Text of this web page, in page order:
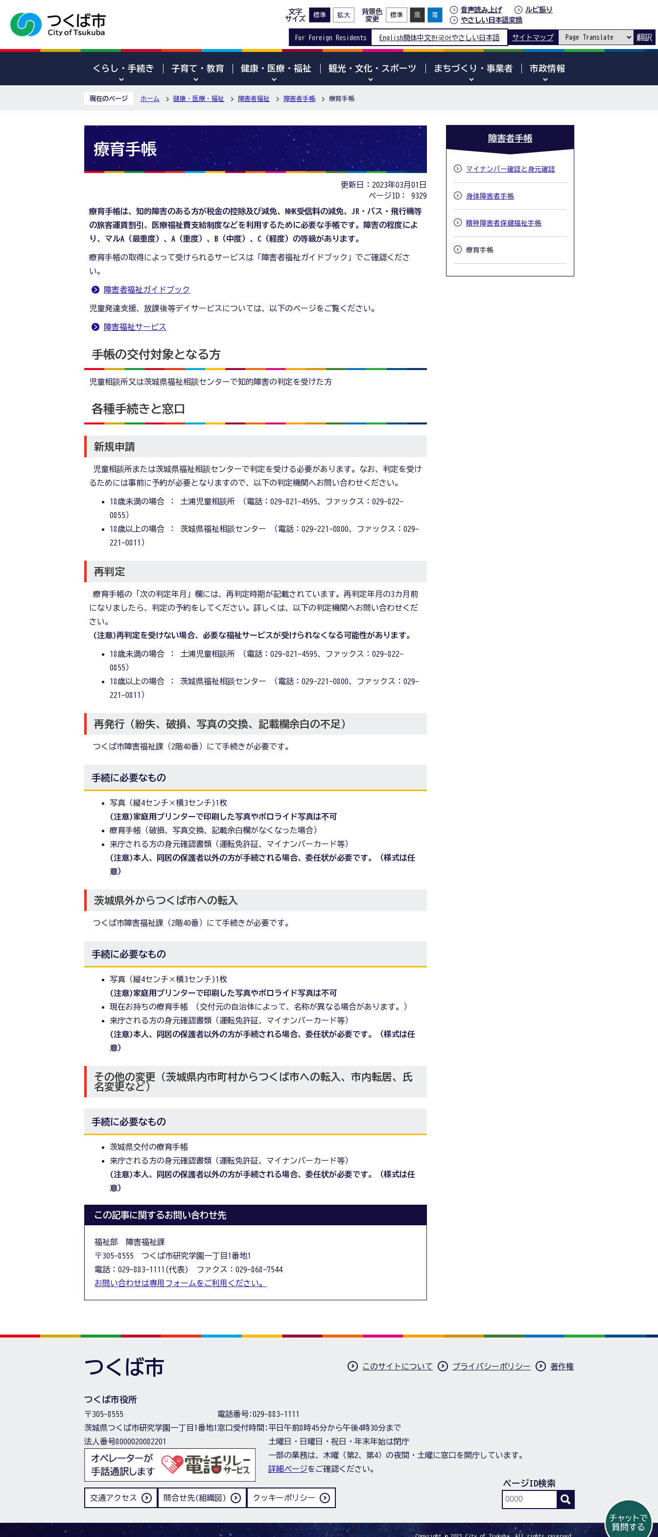
文字
サイズ
背景色
変更
音声読み上げ
ルビ振り
やさしい日本語変換
For Foreign Residents English簡体中文한국어 やさしい日本語 サイトマップ 翻訳
くらし・手続き 子育て・教育 健康・医療・福祉 観光・文化・スポーツ まちづくり・事業者 市政情報
現在のページ ホーム 健康・医療・福祉 障害者福祉 障害者手帳 療育手帳
療育手帳
更新日：2023年03月01日
ページID：
9329
療育手帳は、知的障害のある方が税金の控除及び減免、NHK受信料の減免、JR・バス・飛行機等
の旅客運賃割引、医療福祉費支給制度などを利用するために必要な手帳です。障害の程度によ
り、マルA（最重度）、A（重度）、B（中度）、C（軽度）の等級があります。
療育手帳の取得によって受けられるサービスは「障害者福祉ガイドブック」でご確認くださ
い。
障害者福祉ガイドブック
児童発達支援、放課後等デイサービスについては、以下のページをご覧ください。
障害福祉サービス
手帳の交付対象となる方
児童相談所又は茨城県福祉相談センターで知的障害の判定を受けた方
各種手続きと窓口
新規申請
児童相談所または茨城県福祉相談センターで判定を受ける必要があります。なお、判定を受け
るためには事前に予約が必要となりますので、以下の判定機関へお問い合わせください。
18歳未満の場合 ： 土浦児童相談所 （電話：029-821-4595、ファックス：029-822-
0855）
18歳以上の場合 ： 茨城県福祉相談センター （電話：029-221-0800、ファックス：029-
221-0811）
再判定
療育手帳の「次の判定年月」欄には、再判定時期が記載されています。再判定年月の3カ月前
になりましたら、判定の予約をしてください。詳しくは、以下の判定機関へお問い合わせくだ
さい。
(注意)再判定を受けない場合、必要な福祉サービスが受けられなくなる可能性があります。
18歳未満の場合 ： 土浦児童相談所 （電話：029-821-4595、ファックス：029-822-
0855）
18歳以上の場合 ： 茨城県福祉相談センター （電話：029-221-0800、ファックス：029-
221-0811）
再発行（紛失、破損、写真の交換、記載欄余白の不足）
つくば市障害福祉課（2階40番）にて手続きが必要です。
手続に必要なもの
写真（縦4センチ×横3センチ)1枚
(注意)家庭用プリンターで印刷した写真やポロライド写真は不可
療育手帳（破損、写真交換、記載余白欄がなくなった場合）
来庁される方の身元確認書類（運転免許証、マイナンバーカード等）
(注意)本人、同居の保護者以外の方が手続される場合、委任状が必要です。（様式は任
意）
茨城県外からつくば市への転入
つくば市障害福祉課（2階40番）にて手続きが必要です。
手続に必要なもの
写真（縦4センチ×横3センチ)1枚
(注意)家庭用プリンターで印刷した写真やポロライド写真は不可
現在お持ちの療育手帳 （交付元の自治体によって、名称が異なる場合があります。）
来庁される方の身元確認書類（運転免許証、マイナンバーカード等）
(注意)本人、同居の保護者以外の方が手続される場合、委任状が必要です。（様式は任
意）
その他の変更（茨城県内市町村からつくば市への転入、市内転居、氏
名変更など）
手続に必要なもの
茨城県交付の療育手帳
来庁される方の身元確認書類（運転免許証、マイナンバーカード等）
(注意)本人、同居の保護者以外の方が手続される場合、委任状が必要です。（様式は任
意）
この記事に関するお問い合わせ先
福祉部 障害福祉課
〒305-8555 つくば市研究学園一丁目1番地1
電話：029-883-1111(代表) ファクス：029-868-7544
お問い合わせは専用フォームをご利用ください。
障害者手帳
マイナンバー確認と身元確認
身体障害者手帳
精神障害者保健福祉手帳
療育手帳
つくば市 このサイトについて プライバシーポリシー 著作権
つくば市役所
〒305-8555
茨城県つくば市研究学園一丁目1番地1
法人番号8000020082201
電話番号:029-883-1111
窓口受付時間:平日午前8時45分から午後4時30分まで
土曜日・日曜日・祝日・年末年始は閉庁
一部の業務は、木曜（第2、第4）の夜間・土曜に窓口を開庁しています。
詳細ページをご確認ください。
交通アクセス 問合せ先(組織図) クッキーポリシー
ページID検索